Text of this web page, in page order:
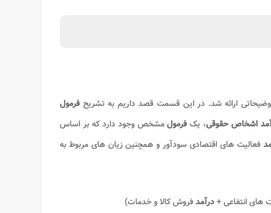
ارائه شد. در این قسمت قصد داریم به تشریحفرمول
اشخاص حقوقی، یکفرمولمشخص وجود دارد که بر اساس
فعالیت های اقتصادی سودآور و همچنین زیان های مربوط به
های انتفاعی +درآمدفروش کالا و خدمات)